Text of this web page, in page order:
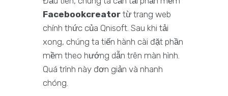
Facebookcreator từ trang web
chính thức của Qnisoft. Sau khi tải
xong, chúng ta tiến hành cài đặt phần
mềm theo hướng dẫn trên màn hình.
Quá trình này đơn giản và nhanh
chóng.